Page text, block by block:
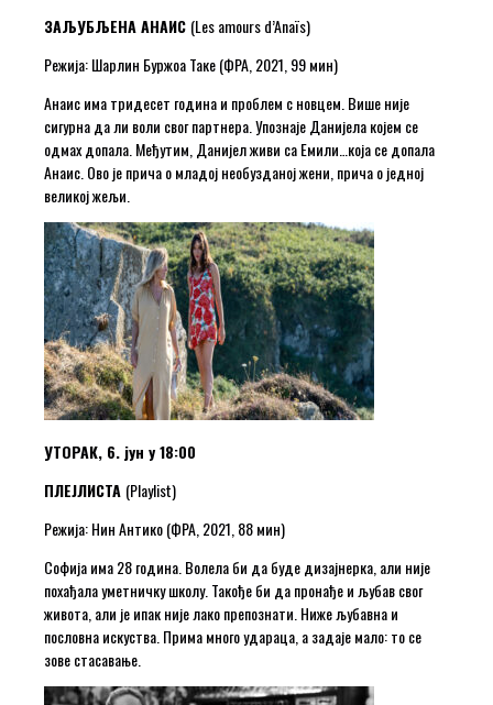
ЗАЉУБЉЕНА АНАИС (Les amours d’Anaïs)
Режија: Шарлин Буржоа Таке (ФРА, 2021, 99 мин)
Анаис има тридесет година и проблем с новцем. Више није
сигурна да ли воли свог партнера. Упознаје Данијела којем се
одмах допала. Међутим, Данијел живи са Емили…која се допала
Анаис. Ово је прича о младој необузданој жени, прича о једној
великој жељи.
УТОРАК, 6. јун у 18:00
ПЛЕЈЛИСТА (Playlist)
Режија: Нин Антико (ФРА, 2021, 88 мин)
Софија има 28 година. Волела би да буде дизајнерка, али није
похађала уметничку школу. Такође би да пронађе и љубав свог
живота, али је ипак није лако препознати. Ниже љубавна и
пословна искуства. Прима много удараца, а задаје мало: то се
зове стасавање.